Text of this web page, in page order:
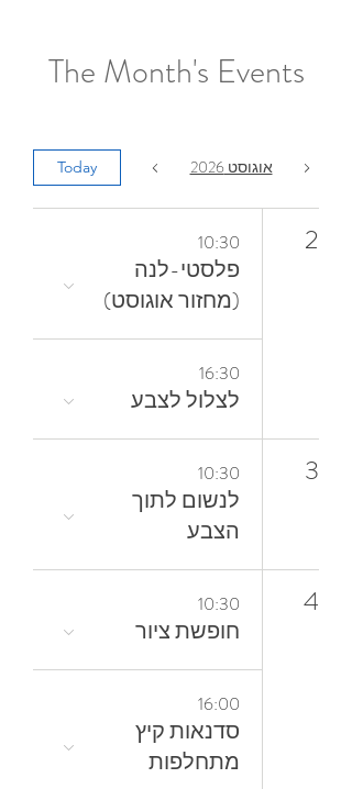
The Month's Events
אוגוסט 2026 Today
2
10:30
פלסטי-לנה
(מחזור אוגוסט)
16:30
לצלול‭ ‬לצבע‭
3
10:30
‬הצבע
4
10:30
חופשת ציור
16:00
סדנאות קיץ
מתחלפות